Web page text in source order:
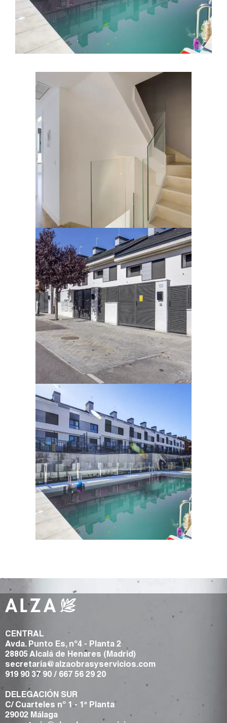
CENTRAL
Avda. Punto Es, nº4 - Planta 2
28805 Alcalá de Henares (Madrid)
secretaria@alzaobrasyservicios.com
919 90 37 90 / 667 56 29 20
DELEGACIÓN SUR
C/ Cuarteles nº 1 - 1ª Planta
29002 Málaga